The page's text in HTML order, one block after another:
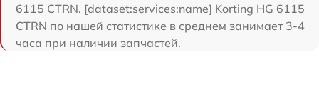
6115 CTRN. [dataset:services:name] Korting HG 6115
CTRN по нашей статистике в среднем занимает 3-4
часа при наличии запчастей.